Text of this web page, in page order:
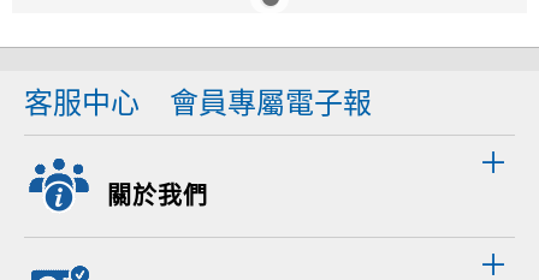
客服中心 會員專屬電子報
關於我們